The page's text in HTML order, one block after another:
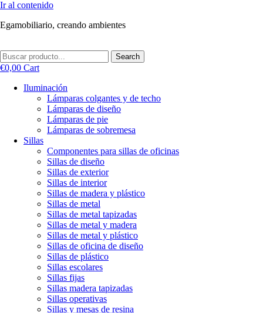
Ir al contenido
Egamobiliario, creando ambientes
Search
€0,00 Cart
Iluminación
Lámparas colgantes y de techo
Lámparas de diseño
Lámparas de pie
Lámparas de sobremesa
Sillas
Componentes para sillas de oficinas
Sillas de diseño
Sillas de exterior
Sillas de interior
Sillas de madera y plástico
Sillas de metal
Sillas de metal tapizadas
Sillas de metal y madera
Sillas de metal y plástico
Sillas de oficina de diseño
Sillas de plástico
Sillas escolares
Sillas fijas
Sillas madera tapizadas
Sillas operativas
Sillas y mesas de resina